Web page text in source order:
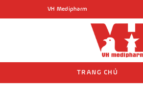
VH Medipharm
TRANG CHỦ